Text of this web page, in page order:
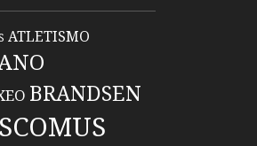
ATLETISMO
BRANDSEN